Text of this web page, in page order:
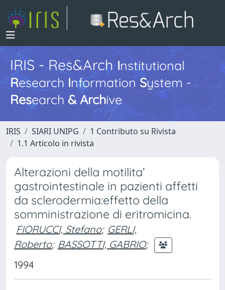
IRIS - Res&ArchInstitutional
Research InformationSystem -
Research & Archive
IRIS SIARI UNIPG
1 Contributo su Rivista
1.1 Articolo in rivista
Alterazioni della motilita’
gastrointestinale in pazienti affetti
da sclerodermia:effetto della
somministrazione di eritromicina.
FIORUCCI, Stefano; GERLI,
Roberto; BASSOTTI, GABRIO;
1994